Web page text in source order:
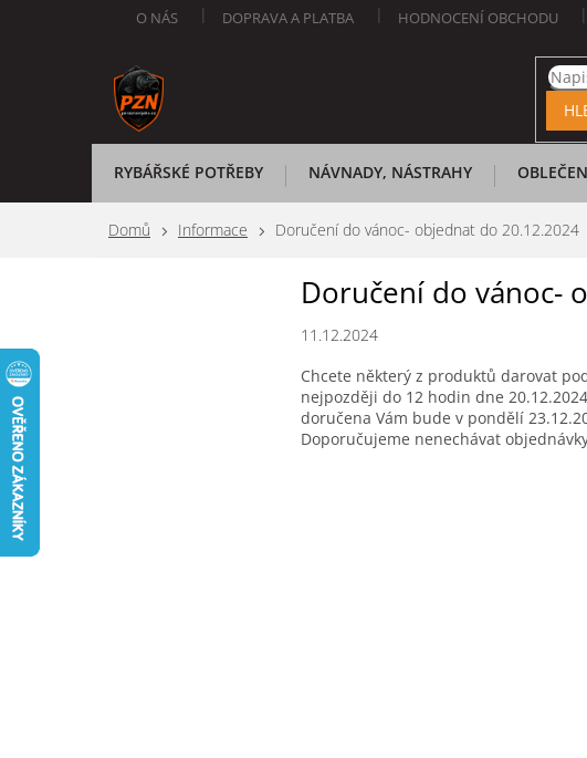
O NÁS DOPRAVA A PLATBA HODNOCENÍ OBCHODU
RYBÁŘSKÉ POTŘEBY NÁVNADY, NÁSTRAHY
Domů Informace Doručení do vánoc- objednat do 20.12.2024
Doručení do vánoc-
11.12.2024
Chcete některý z produktů darovat
nejpozději do 12 hodin dne
doručena Vám bude v pondělí
Doporučujeme nenechávat